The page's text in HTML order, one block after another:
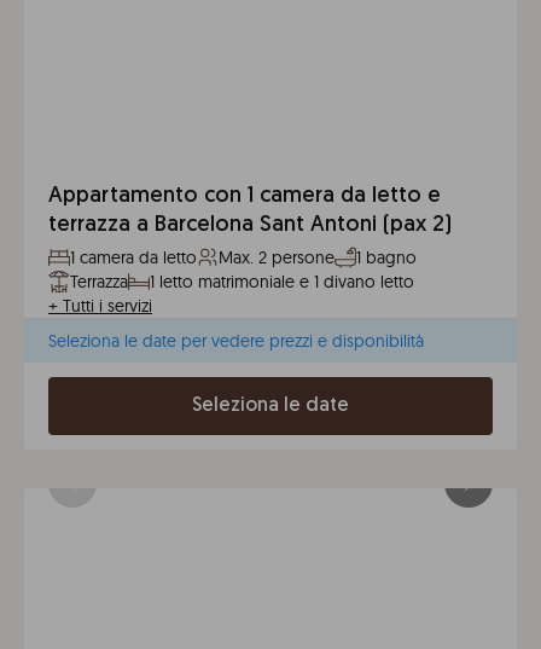
Appartamento con 1 camera da letto e
terrazza a Barcelona Sant Antoni (pax 2)
1 camera da letto Max. 2 persone
1 bagno
Terrazza
1 letto matrimoniale e 1 divano letto
+ Tutti i servizi
Seleziona le date per vedere prezzi e disponibilità
Seleziona le date